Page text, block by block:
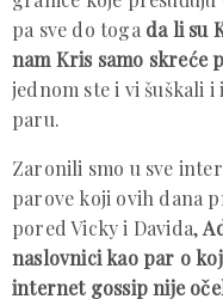
pa sve do toga da li su
nam Kris samo skreće
jednom ste i vi šuškali
paru.
Zaronili smo u sve
parove koji ovih dana
pored Vicky i Davida,
naslovnici kao par o
internet gossip nije